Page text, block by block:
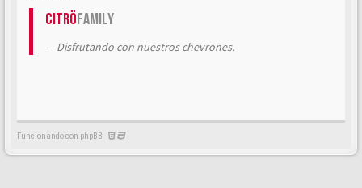
CitröFamily
Disfrutando con nuestros chevrones.
Funcionando con phpBB -